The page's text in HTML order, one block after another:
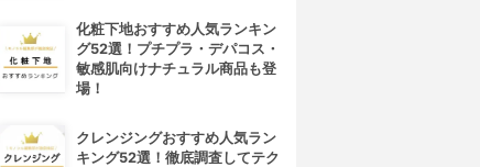
化粧下地おすすめ人気ランキン
グ52選！プチプラ・デパコス・
敏感肌向けナチュラル商品も登
場！
クレンジングおすすめ人気ラン
キング52選！徹底調査してテク